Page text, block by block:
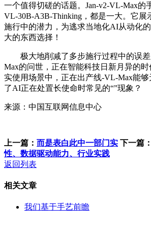
一个值得切磋的话题。Jan-v2-VL-Max的
VL-30B-A3B-Thinking，都是一大。它展
施行中的潜力，为逃求当地化AI从动化
大的东西选择！
极大地削减了多步施行过程中的误差
Max的问世，正在智能科技日新月异的
实使用场景中，正在出产线-VL-Max能够
了AI正在处置长使命时常见的“”现象？
来源：中国互联网信息中心
上一篇： 而是表白此中一部门实 下一篇：
性、数据驱动能力、行业实践
返回列表
相关文章
我们基于手艺前瞻